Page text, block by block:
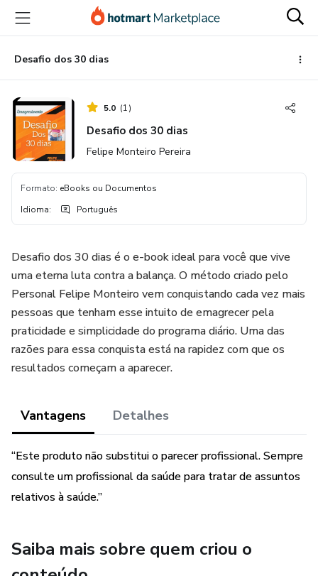
para
conteúdo
principal
para
pagamento
para
rodapé
Desafio dos 30 dias
5.0 (1)
Desafio dos 30 dias
Felipe Monteiro Pereira
Formato: eBooks ou Documentos
Idioma: Português
Desafio dos 30 dias é o e-book ideal para você que vive
uma eterna luta contra a balança. O método criado pelo
Personal Felipe Monteiro vem conquistando cada vez mais
pessoas que tenham esse intuito de emagrecer pela
praticidade e simplicidade do programa diário. Uma das
razões para essa conquista está na rapidez com que os
resultados começam a aparecer.
Vantagens Detalhes
“Este produto não substitui o parecer profissional. Sempre
consulte um profissional da saúde para tratar de assuntos
relativos à saúde.”
Saiba mais sobre quem criou o